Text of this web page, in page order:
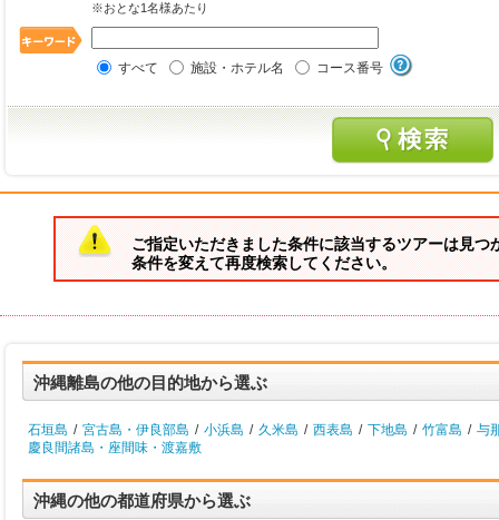
※おとな1名様あたり
すべて 施設・ホテル名 コース番号
ご指定いただきました条件に該当するツアーは見つ
条件を変えて再度検索してください。
沖縄離島の他の目的地から選ぶ
石垣島 / 宮古島・伊良部島 / 小浜島 / 久米島 / 西表島 / 下地島 / 竹富島 / 与
慶良間諸島・座間味・渡嘉敷
沖縄の他の都道府県から選ぶ